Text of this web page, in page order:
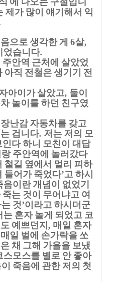
제가 많이 얘기해서 익
으로 생각한 게 6살,
었습니다.
안역 근처에 살았었
아직 전철은 생기기 전
아이가 살았고, 둘이
놀이를 하던 친구였
난감 자동차를 갖고
겁니다. 저는 저의 모
다 하니 모친이 대답
주안역에 놀러갔다
철길 옆에서 멀리 피하
들어가 죽었다’고 하시
이란 개념이 없었기
는 것이 무어냐고 여
것’이라고 하시더군
혼자 놀게 되었고 코
예쁘던지 , 매일 혼자
일 벌에 손가락을 쏘
채 그해 가을을 보냈
스모스를 별로 안 좋아
죽음에 관한 저의 첫